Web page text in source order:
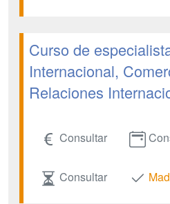
Curso de
Internacional,
Relaciones
Consultar
Consultar